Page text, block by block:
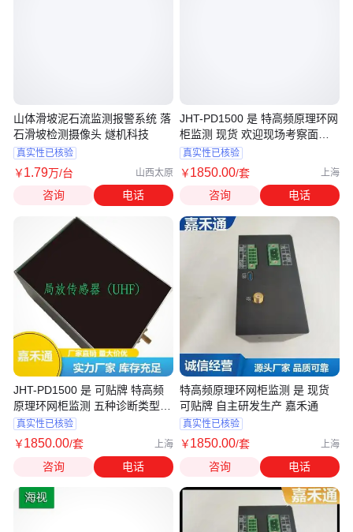
山体滑坡泥石流监测报警系统 落
石滑坡检测摄像头 燧机科技
真实性已核验
￥1.79万/台 山西太原
咨询 电话
JHT-PD1500 是 可贴牌 特高频
原理环网柜监测 五种诊断类型
嘉禾通
真实性已核验
￥1850.00/套 上海
咨询 电话
JHT-PD1500 是 特高频原理环网
柜监测 现货 欢迎现场考察面议
嘉禾通
真实性已核验
￥1850.00/套 上海
咨询 电话
特高频原理环网柜监测 是 现货
可贴牌 自主研发生产 嘉禾通
真实性已核验
￥1850.00/套 上海
咨询 电话